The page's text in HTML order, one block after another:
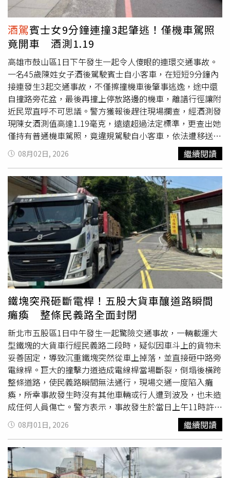
酒駕賓士女9分鐘連撞3起肇逃！僅機車駕照
竟開車 酒測1.19
高雄市鼓山區1日下午發生一起令人傻眼的連環交通事故。
一名45歲陳姓女子酒後駕駛賓士自小客車，在短短9分鐘內
接連發生3起交通事故，不僅擦撞機車後肇事逃逸，途中還
自撞路旁花盆，最後再撞上停放路邊的機車，離譜行徑讓附
近民眾直呼不可思議。警方獲報後趕往現場攔查，經酒測發
現陳女酒測值高達1.19毫克，遠遠超過法定標準，更查出她
僅持有普通機車駕照，竟違規駕駛自小客車，依法遭移送偵
辦，並面臨高額罰鍰。警方調查指出，事故發生於當天下午
3時53分，陳女駕車行經鼓山區明誠三路時，與同向行駛的
重型機車發生擦撞。然而，她並未依規定停車處理事故，也
沒有報警，而是直接加速逃離現場。沒想到逃逸過程中，她
疑似因酒後反應遲鈍、無法正常操控車輛，於下午4時1分在
美術東四路與美明路口失控撞上路旁大樓花盆，但仍未停
車。更誇張的是，僅過1分鐘，陳女又在美術東四路北向南
方向撞上停放於路旁的機車，形成短短9分鐘內連續3起事故
的誇張紀錄。警方循線趕到後立即將她攔下，並實施酒測，
結果酒測值高達1.19毫克，已嚴重超過法定標準，顯示其酒
醉程度相當高，依法依公共危險罪移送偵辦。警方進一步清
查發現，陳女除了酒後駕車外，還涉及肇事逃逸、不依規定
處理事故、不依規定使用燈光，以及僅持有機車駕照卻駕駛
小型車等多項交通違規。依《道路交通管理處罰條例》相關
規定，所有違規項目合併計算，最高可處新台幣18萬6600
元罰鍰，同時也須承擔刑事責任。
08月02日, 2026 繼續閱讀
鐵塊突飛砸斷電桿！五股大貨車釀道路瞬間
癱瘓 整條民義路全面封閉
新北市五股區1日中午發生一起驚險交通事故，一輛載運大
型鐵塊的大貨車行經民義路二段時，疑似因車斗上的貨物未
妥善固定，導致沉重鐵塊突然從車上掉落，並直接砸中路旁
電線桿。巨大的撞擊力道造成電線桿當場斷裂，倒塌後橫跨
整條道路，使民義路瞬間無法通行，現場交通一度陷入癱
瘓，所幸事故發生時沒有其他車輛或行人遭到波及，也未造
成任何人員傷亡。警方表示，事故發生於當日上午11時許，
29歲李姓男子駕駛大貨車沿民義路二段行駛，途中車斗上的
大型鐵塊突然滑落，重擊路旁電線桿，導致電桿應聲倒下，
阻斷整條道路。警方獲報後立即趕赴現場，迅速拉起封鎖線
並實施交通管制，同時引導用路人改道，避免發生二次事
故。由於電桿倒塌涉及供電設施安全，警方也立即通知五股
08月01日, 2026 繼續閱讀